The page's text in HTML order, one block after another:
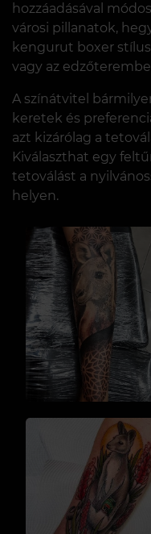
hozzáadásával
városi pillanatok,
kengurut boxer
vagy az
A színátvitel
keretek és
azt kizárólag a
Kiválaszthat egy
tetoválást a
helyen.